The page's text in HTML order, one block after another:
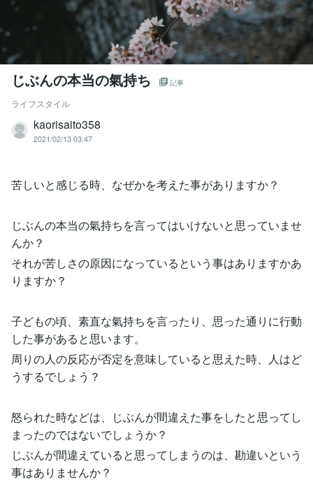
じぶんの本当の氣持ち 記事
ライフスタイル
kaorisaito358
2021/02/13 03:47
苦しいと感じる時、なぜかを考えた事がありますか？
じぶんの本当の氣持ちを言ってはいけないと思っていませ
んか？
それが苦しさの原因になっているという事はありますかあ
りますか？
子どもの頃、素直な氣持ちを言ったり、思った通りに行動
した事があると思います。
周りの人の反応が否定を意味していると思えた時、人はど
うするでしょう？
怒られた時などは、じぶんが間違えた事をしたと思ってし
まったのではないでしょうか？
じぶんが間違えていると思ってしまうのは、勘違いという
事はありませんか？